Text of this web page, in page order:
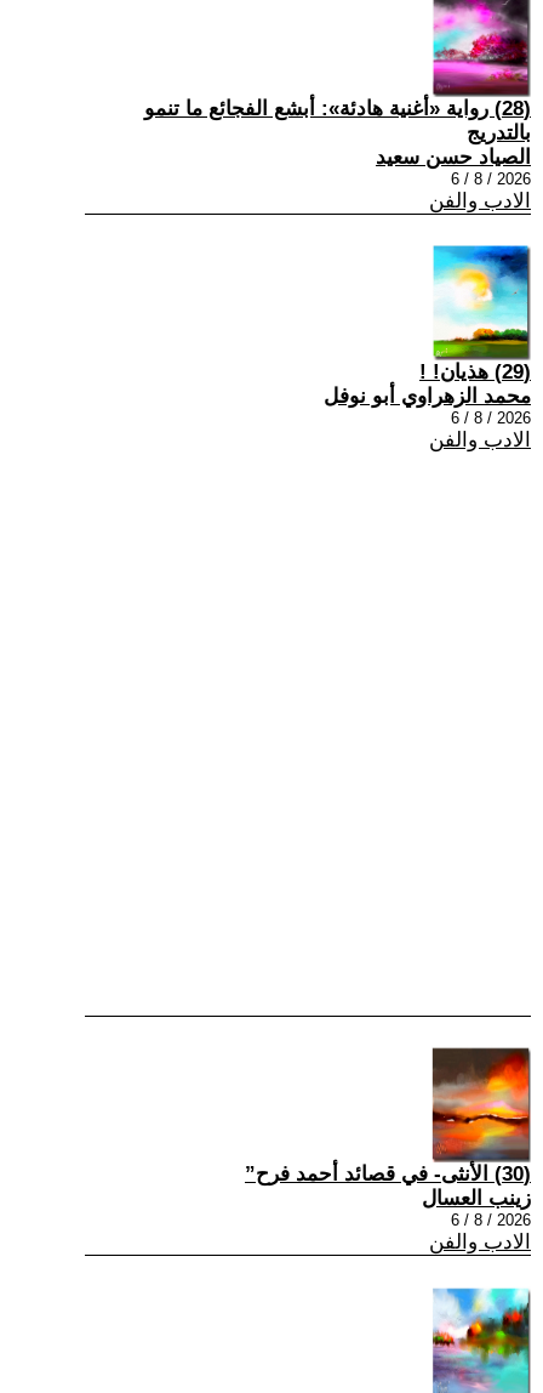
(28) رواية «أغنية هادئة»: أبشع الفجائع ما تنمو
بالتدريج
الصياد حسن سعيد
2026 / 8 / 6
الادب والفن
(29) هذيان! !
محمد الزهراوي أبو نوفل
2026 / 8 / 6
الادب والفن
(30) الأنثى- في قصائد أحمد فرح”
زينب العسال
2026 / 8 / 6
الادب والفن